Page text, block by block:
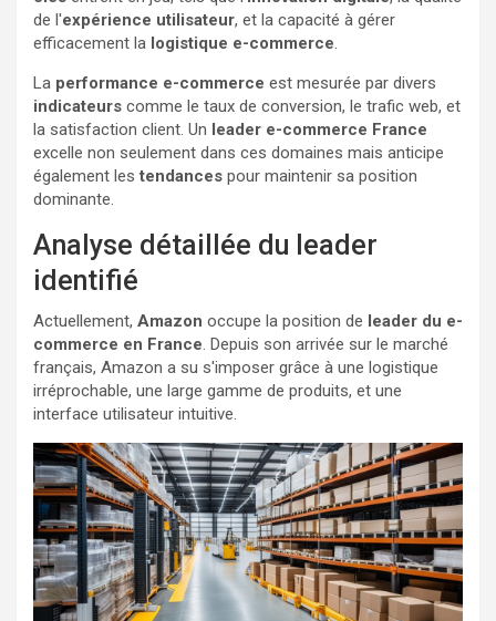
de l'expérience utilisateur, et la capacité à gérer
efficacement la logistique e-commerce.
La performance e-commerce est mesurée par divers
indicateurs comme le taux de conversion, le trafic web, et
la satisfaction client. Un leader e-commerce France
excelle non seulement dans ces domaines mais anticipe
également lestendances pour maintenir sa position
dominante.
Analyse détaillée du leader
identifié
Actuellement, Amazon occupe la position de leader du e-
commerce en France. Depuis son arrivée sur le marché
français, Amazon a su s'imposer grâce à une logistique
irréprochable, une large gamme de produits, et une
interface utilisateur intuitive.